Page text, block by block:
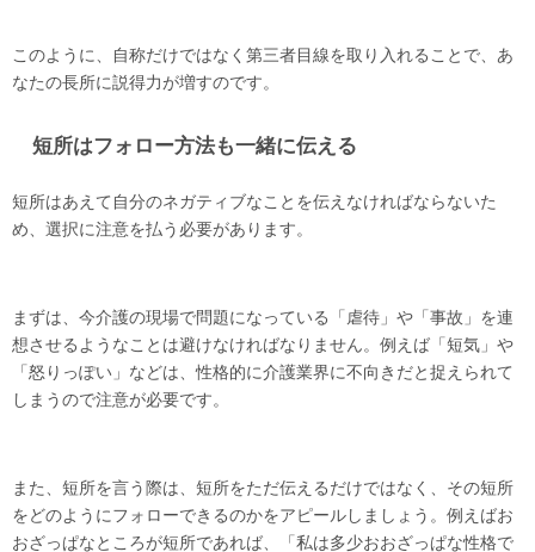
このように、自称だけではなく第三者目線を取り入れることで、あ
なたの長所に説得力が増すのです。
短所はフォロー方法も一緒に伝える
短所はあえて自分のネガティブなことを伝えなければならないた
め、選択に注意を払う必要があります。
まずは、今介護の現場で問題になっている「虐待」や「事故」を連
想させるようなことは避けなければなりません。例えば「短気」や
「怒りっぽい」などは、性格的に介護業界に不向きだと捉えられて
しまうので注意が必要です。
また、短所を言う際は、短所をただ伝えるだけではなく、その短所
をどのようにフォローできるのかをアピールしましょう。例えばお
おざっぱなところが短所であれば、「私は多少おおざっぱな性格で